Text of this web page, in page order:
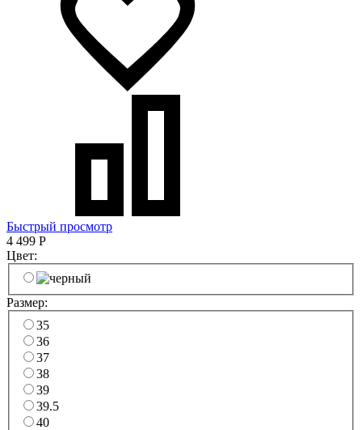
Быстрый просмотр
4 499 Р
Цвет:
Размер:
35
36
37
38
39
39.5
40